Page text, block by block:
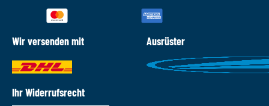
Wir versenden mit Ausrüster
Ihr Widerrufsrecht